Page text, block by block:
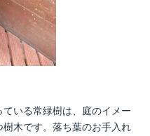
いる常緑樹は、庭のイメー
木です。落ち葉のお手入れ